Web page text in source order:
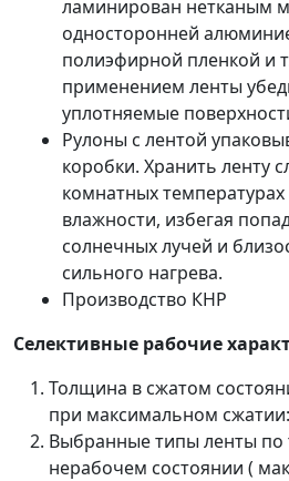
ламинирован нетканым
односторонней
полиэфирной пленкой и
применением ленты
уплотняемые
Рулоны с лентой
коробки. Хранить ленту
комнатных
влажности, избегая
солнечных лучей и
сильного нагрева.
Производство КНР
Селективные рабочие
Толщина в сжатом
при максимальном
Выбранные типы ленты
нерабочем состоянии (